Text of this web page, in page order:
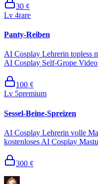
30 ¢
Lv 4rare
Panty-Reiben
AI Cosplay Lehrerin topless
AI Cosplay Self-Grope
100 ¢
Lv 5premium
Sessel-Beine-Spreizen
AI Cosplay Lehrerin volle
kostenloses AI Cosplay
300 ¢